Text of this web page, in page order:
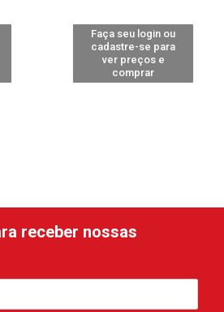
Faça seu login ou
cadastre-se para
ver preços e
comprar
receber nossas